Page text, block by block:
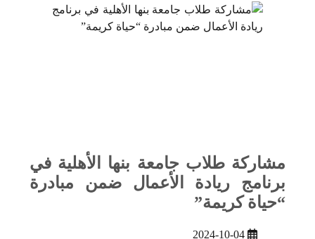
مشاركة طلاب جامعة بنها الأهلية في
برنامج ريادة الأعمال ضمن مبادرة
“حياة كريمة”
2024-10-04